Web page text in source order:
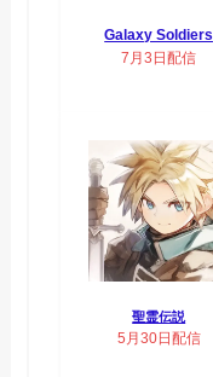
Galaxy Soldiers
7月3日配信
聖霊伝説
5月30日配信